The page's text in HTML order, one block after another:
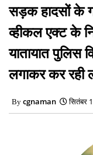
सड़क हादसों के
व्हीकल एक्ट के
यातायात पुलिस
लगाकर कर रही
cgnaman सितंबर